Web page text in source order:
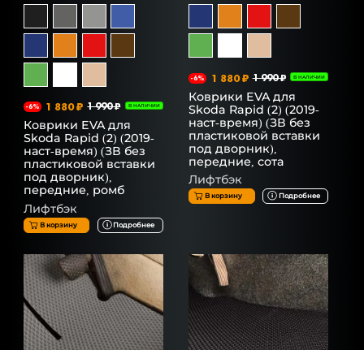
-6% 1 880 ₽ 1 990 ₽ В НАЛИЧИИ
Коврики EVA для
Skoda Rapid (2) (2019-
наст-время) (ЗВ без
пластиковой вставки
под дворник),
передние, ромб
Лифтбэк
В корзину Подробнее
-6% 1 880 ₽ 1 990 ₽ В НАЛИЧИИ
Коврики EVA для
Skoda Rapid (2) (2019-
наст-время) (ЗВ без
пластиковой вставки
под дворник),
передние, сота
Лифтбэк
В корзину Подробнее